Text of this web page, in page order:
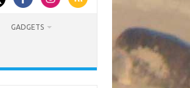
GADGETS